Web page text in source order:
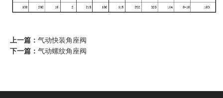
上一篇： 气动快装角座阀
下一篇： 气动螺纹角座阀